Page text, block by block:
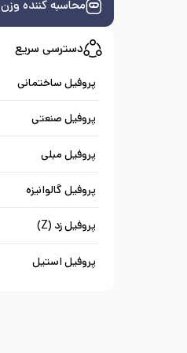
محاسبه کننده وزن
دسترسی سریع
پروفیل ساختمانی
پروفیل صنعتی
پروفیل مبلی
پروفیل گالوانیزه
پروفیل زد (Z)
پروفیل استیل